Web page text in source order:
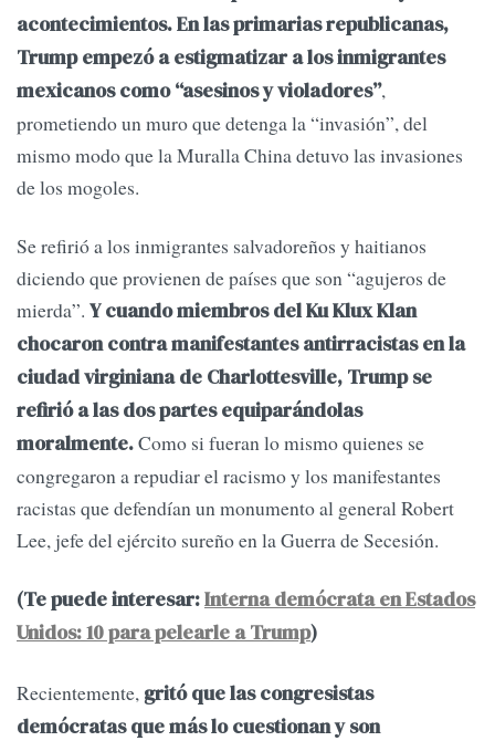
acontecimientos. En las primarias republicanas,
Trump empezó a estigmatizar a los inmigrantes
mexicanos como “asesinos y violadores”,
prometiendo un muro que detenga la “invasión”, del
mismo modo que la Muralla China detuvo las invasiones
de los mogoles.
Se refirió a los inmigrantes salvadoreños y haitianos
diciendo que provienen de países que son “agujeros de
mierda”. Y cuando miembros del Ku Klux Klan
chocaron contra manifestantes antirracistas en la
ciudad virginiana de Charlottesville, Trump se
refirió a las dos partes equiparándolas
moralmente.Como si fueran lo mismo quienes se
congregaron a repudiar el racismo y los manifestantes
racistas que defendían un monumento al general Robert
Lee, jefe del ejército sureño en la Guerra de Secesión.
(Te puede interesar:Interna demócrata en Estados
Unidos: 10 para pelearle a Trump)
Recientemente, gritó que las congresistas
demócratas que más lo cuestionan y son